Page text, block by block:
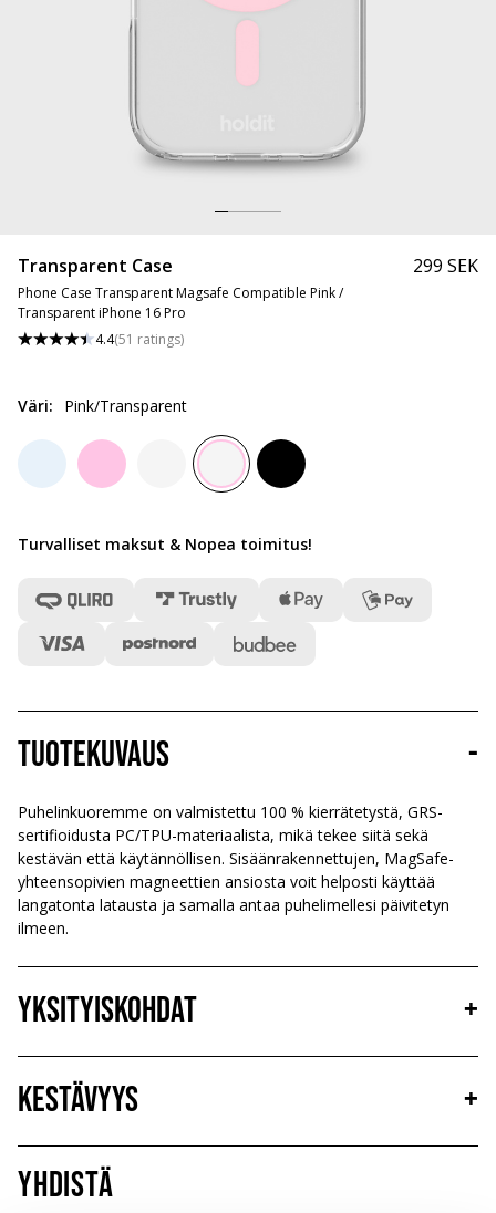
Transparent Case
Phone Case Transparent Magsafe Compatible Pink /
Transparent iPhone 16 Pro
4.4(51 ratings)
299 SEK
Väri: Pink/Transparent
Turvalliset maksut & Nopea toimitus!
Tuotekuvaus -
Puhelinkuoremme on valmistettu 100 % kierrätetystä, GRS-
sertifioidusta PC/TPU-materiaalista, mikä tekee siitä sekä
kestävän että käytännöllisen. Sisäänrakennettujen, MagSafe-
yhteensopivien magneettien ansiosta voit helposti käyttää
langatonta latausta ja samalla antaa puhelimellesi päivitetyn
ilmeen.
Yksityiskohdat +
Kestävyys
+
Yhdistä